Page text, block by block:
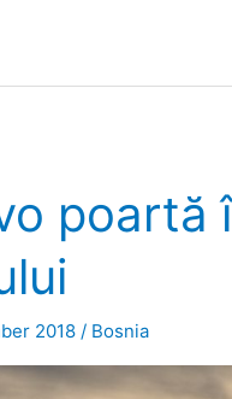
poartă
2018 / Bosnia